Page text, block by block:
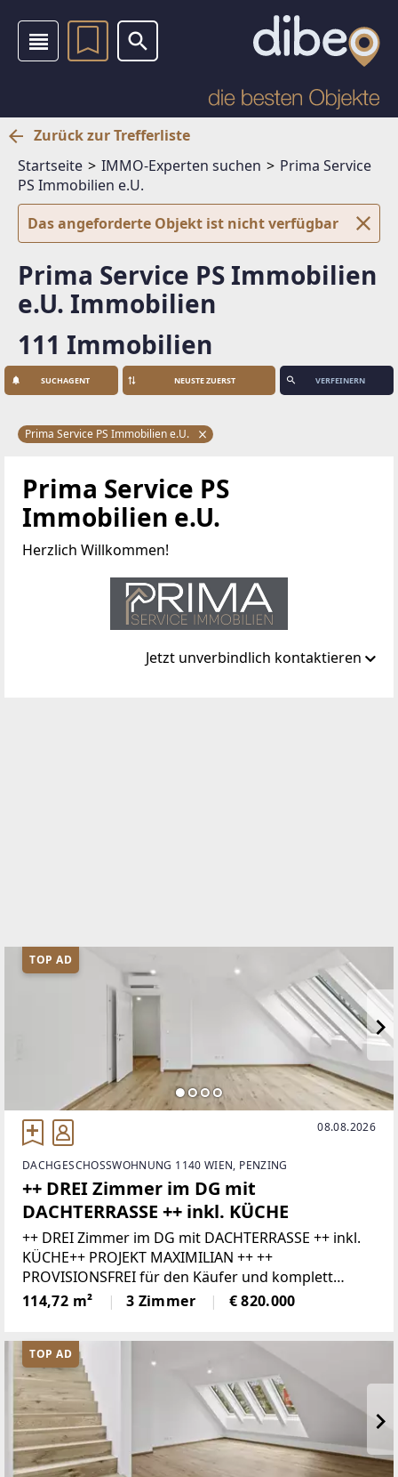
Zurück zur Trefferliste
Startseite
IMMO-Experten suchen
Prima Service
PS Immobilien e.U.
Das angeforderte Objekt ist nicht verfügbar
Prima Service PS Immobilien
e.U. Immobilien
111 Immobilien
SUCHAGENT VERFEINERN
Prima Service PS Immobilien e.U.
Prima Service PS
Immobilien e.U.
Herzlich Willkommen!
Jetzt unverbindlich kontaktieren
TOP AD
08.08.2026
DACHGESCHOSSWOHNUNG 1140 WIEN, PENZING
++ DREI Zimmer im DG mit
DACHTERRASSE ++ inkl. KÜCHE
++ DREI Zimmer im DG mit DACHTERRASSE ++ inkl.
KÜCHE++ PROJEKT MAXIMILIAN ++ ++
PROVISIONSFREI für den Käufer und komplett
SCHLÜSSELFERTIG ++++ Im Kaufpreis ist ebenfalls
eine voll ausgestattete Markenküche enthalten ++In
114,72 m² 3 Zimmer € 820.000
TOP AD